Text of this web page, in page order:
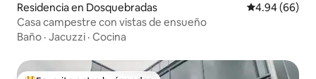
Residencia en Dosquebradas Calificación
4.94 (66)
Casa campestre con vistas de ensueño
Baño · Jacuzzi · Cocina